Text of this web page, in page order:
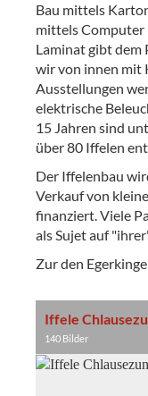
Bau mittels
mittels Computer
Laminat gibt dem
wir von innen mit
Ausstellungen
elektrische
15 Jahren sind
über 80 Iffelen
Der Iffelenbau
Verkauf von
finanziert. Viele
als Sujet auf
Zur den
Iffele
140 Bilder